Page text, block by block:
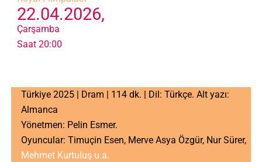
22.04.2026,
Çarşamba
Saat 20:00
Türkiye 2025 | Dram | 114 dk. | Dil: Türkçe. Alt yazı:
Almanca
Yönetmen: Pelin Esmer.
Oyuncular: Timuçin Esen, Merve Asya Özgür, Nur Sürer,
Mehmet Kurtuluş u.a.